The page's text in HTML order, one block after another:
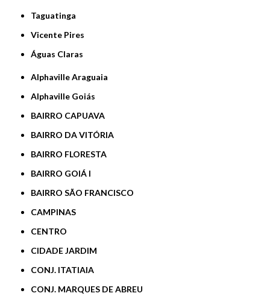
Taguatinga
Vicente Pires
Águas Claras
Alphaville Araguaia
Alphaville Goiás
BAIRRO CAPUAVA
BAIRRO DA VITÓRIA
BAIRRO FLORESTA
BAIRRO GOIÁ I
BAIRRO SÃO FRANCISCO
CAMPINAS
CENTRO
CIDADE JARDIM
CONJ. ITATIAIA
CONJ. MARQUES DE ABREU